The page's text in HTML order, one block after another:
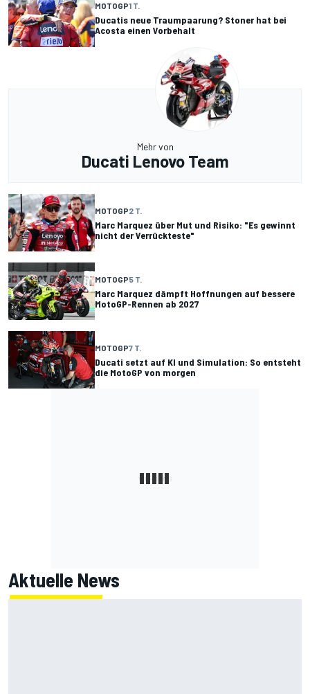
MOTOGP1 T.
Ducatis neue Traumpaarung? Stoner hat bei
Acosta einen Vorbehalt
Mehr von
Ducati Lenovo Team
MOTOGP2 T.
Marc Marquez über Mut und Risiko: "Es gewinnt
nicht der Verrückteste"
MOTOGP5 T.
Marc Marquez dämpft Hoffnungen auf bessere
MotoGP-Rennen ab 2027
MOTOGP7 T.
Ducati setzt auf KI und Simulation: So entsteht
die MotoGP von morgen
Aktuelle News